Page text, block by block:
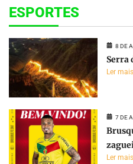
ESPORTES
8 DE
Serra
Ler
7 DE
Ler